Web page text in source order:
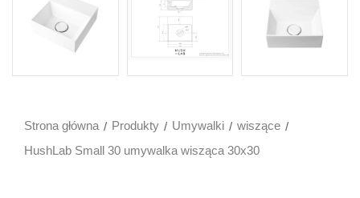
Strona główna Produkty Umywalki
wiszące
HushLab Small 30 umywalka wisząca 30x30